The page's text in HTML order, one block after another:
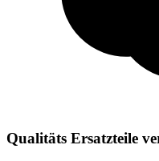
Qualitäts Ersatzteile